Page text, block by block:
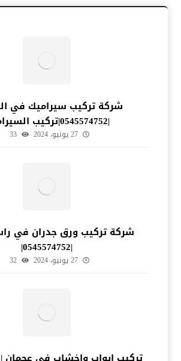
شركة تركيب سيراميك في
|0545574752|تركيب السيراميك
27 يونيو، 2024 33
شركة تركيب ورق جدران في
|0545574752|
27 يونيو، 2024 32